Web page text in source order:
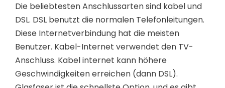
Die beliebtesten Anschlussarten sind kabel und
DSL. DSL benutzt die normalen Telefonleitungen.
Diese Internetverbindung hat die meisten
Benutzer. Kabel-Internet verwendet den TV-
Anschluss. Kabel internet kann höhere
Geschwindigkeiten erreichen (dann DSL).